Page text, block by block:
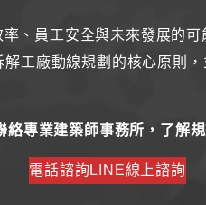
、員工安全與未來發展的
工廠動線規劃的核心原則
絡專業建築師事務所，了解
電話諮詢 LINE線上諮詢